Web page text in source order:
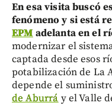
En esa visita buscó
fenómeno y si está
EPMadelanta en el
modernizar el
captada desde esos
potabilización de La
depende el
de Aburráy el Valle